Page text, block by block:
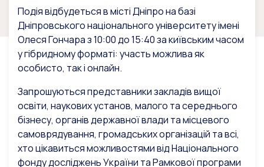
Подія відбудеться в місті Дніпро на базі
Дніпровського національного університету імені
Олеся Гончара з 10:00 до 15:40 за київським часом
у гібридному форматі: участь можлива як
особисто, так і онлайн.
Запрошуються представники закладів вищої
освіти, наукових установ, малого та середнього
бізнесу, органів державної влади та місцевого
самоврядування, громадських організацій та всі,
хто цікавиться можливостями від Національного
фонду досліджень України та Рамкової програми